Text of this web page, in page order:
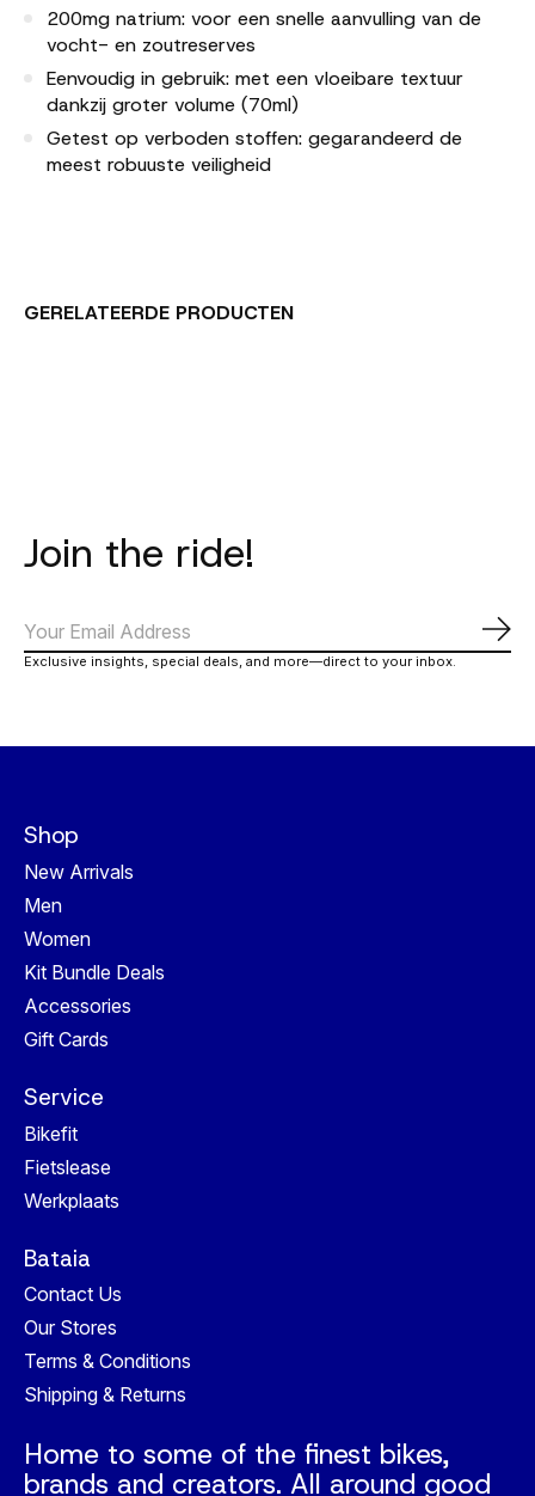
200mg natrium: voor een snelle aanvulling van de
vocht- en zoutreserves
Eenvoudig in gebruik: met een vloeibare textuur
dankzij groter volume (70ml)
Getest op verboden stoffen: gegarandeerd de
meest robuuste veiligheid
GERELATEERDE PRODUCTEN
Join the ride!
Exclusive insights, special deals, and more—direct to your inbox.
Shop
New Arrivals
Men
Women
Kit Bundle Deals
Accessories
Gift Cards
Service
Bikefit
Fietslease
Werkplaats
Bataia
Contact Us
Our Stores
Terms & Conditions
Shipping & Returns
Home to some of the finest bikes,
brands and creators. All around good